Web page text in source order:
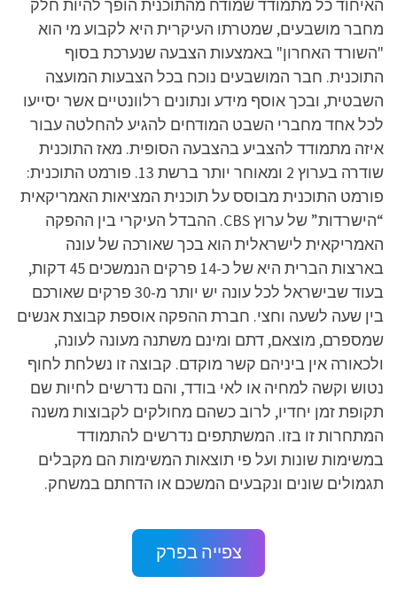
האיחוד כל מתמודד שמודח מהתוכנית הופך להיות חלק
מחבר מושבעים, שמטרתו העיקרית היא לקבוע מי הוא
"השורד האחרון" באמצעות הצבעה שנערכת בסוף
התוכנית. חבר המושבעים נוכח בכל הצבעות המועצה
השבטית, ובכך אוסף מידע ונתונים רלוונטיים אשר יסייעו
לכל אחד מחברי השבט המודחים להגיע להחלטה עבור
איזה מתמודד להצביע בהצבעה הסופית. מאז התוכנית
שודרה בערוץ 2 ומאוחר יותר ברשת 13. פורמט התוכנית:
פורמט התוכנית מבוסס על תוכנית המציאות האמריקאית
“הישרדות” של ערוץ CBS. ההבדל העיקרי בין ההפקה
האמריקאית לישראלית הוא בכך שאורכה של עונה
בארצות הברית היא של כ-14 פרקים הנמשכים 45 דקות,
בעוד שבישראל לכל עונה יש יותר מ-30 פרקים שאורכם
בין שעה לשעה וחצי. חברת ההפקה אוספת קבוצת אנשים
שמספרם, מוצאם, דתם ומינם משתנה מעונה לעונה,
ולכאורה אין ביניהם קשר מוקדם. קבוצה זו נשלחת לחוף
נטוש וקשה למחיה או לאי בודד, והם נדרשים לחיות שם
תקופת זמן יחדיו, לרוב כשהם מחולקים לקבוצות משנה
המתחרות זו בזו. המשתתפים נדרשים להתמודד
במשימות שונות ועל פי תוצאות המשימות הם מקבלים
תגמולים שונים ונקבעים המשכם או הדחתם במשחק.
צפייה בפרק